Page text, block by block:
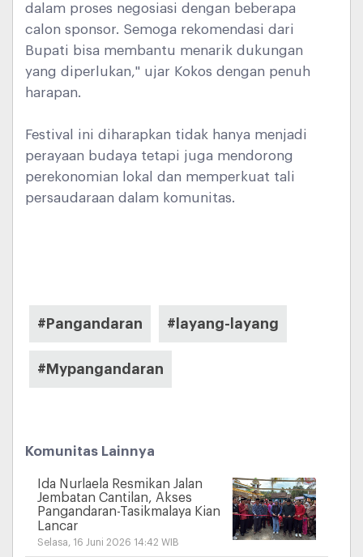
dalam proses negosiasi dengan beberapa
calon sponsor. Semoga rekomendasi dari
Bupati bisa membantu menarik dukungan
yang diperlukan," ujar Kokos dengan penuh
harapan.
Festival ini diharapkan tidak hanya menjadi
perayaan budaya tetapi juga mendorong
perekonomian lokal dan memperkuat tali
persaudaraan dalam komunitas.
#Pangandaran #layang-layang
#Mypangandaran
Komunitas Lainnya
Ida Nurlaela Resmikan Jalan
Jembatan Cantilan, Akses
Pangandaran-Tasikmalaya Kian
Lancar
Selasa, 16 Juni 2026 14:42 WIB